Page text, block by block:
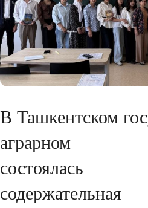
В Ташкентском
аграрном
состоялась